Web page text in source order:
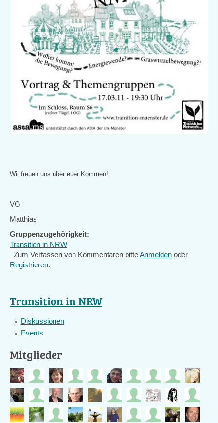
Wir freuen uns über euer Kommen!
VG
Matthias
Gruppenzugehörigkeit:
Transition in NRW
Zum Verfassen von Kommentaren bitteAnmeldenoder
Registrieren.
Transition in NRW
Diskussionen
Events
Mitglieder